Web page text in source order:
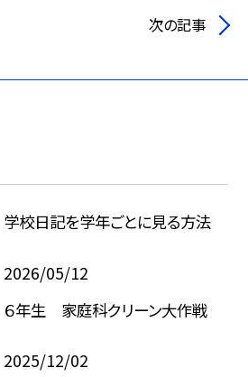
次の記事
学校日記を学年ごとに見る方法
2026/05/12
６年生 家庭科クリーン大作戦
2025/12/02